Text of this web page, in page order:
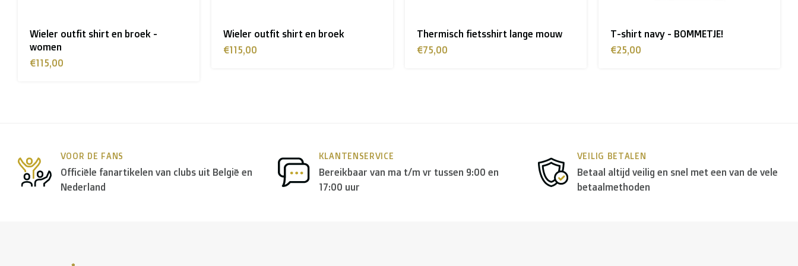
Wieler outfit shirt en broek
€115,00
Thermisch fietsshirt lange mouw
€75,00
T-shirt navy - BOMMETJE!
€25,00
T-shirt logo
€25,00
VOOR DE FANS
Officiële fanartikelen van clubs uit België en
Nederland
KLANTENSERVICE
Bereikbaar van ma t/m vr tussen 9:00 en
17:00 uur
VEILIG BETALEN
Betaal altijd veilig en snel met een van de vele
betaalmethoden